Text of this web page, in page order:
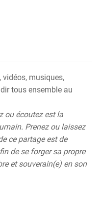
vidéos, musiques,
tous ensemble au
ou écoutez est la
Prenez ou laissez
ce partage est de
de se forger sa propre
et souverain(e) en son